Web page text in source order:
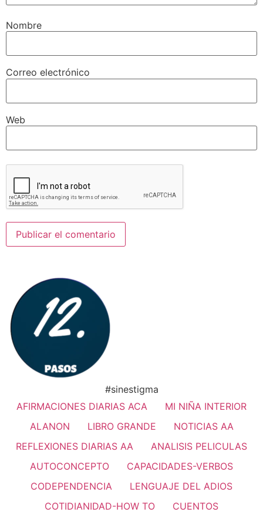
Nombre
Correo electrónico
Web
#sinestigma
AFIRMACIONES DIARIAS ACA
MI NIÑA INTERIOR
ALANON
LIBRO GRANDE
NOTICIAS AA
REFLEXIONES DIARIAS AA
ANALISIS PELICULAS
AUTOCONCEPTO
CAPACIDADES-VERBOS
CODEPENDENCIA
LENGUAJE DEL ADIOS
COTIDIANIDAD-HOW TO
CUENTOS